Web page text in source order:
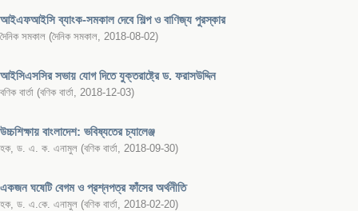
আইএফআইসি ব্যাংক-সমকাল দেবে শিল্প ও বাণিজ্য পুরস্কার
দৈনিক সমকাল (দৈনিক সমকাল, 2018-08-02)
আইসিএসসির সভায় যোগ দিতে যুক্তরাষ্ট্রে ড. ফরাসউদ্দিন
বণিক বার্তা (বণিক বার্তা, 2018-12-03)
উচ্চশিক্ষায় বাংলাদেশ: ভবিষ্যতের চ্যালেঞ্জ
হক, ড. এ. ক. এনামুল (বণিক বার্তা, 2018-09-30)
একজন ঘষেটি বেগম ও প্রশ্নপত্র ফাঁসের অর্থনীতি
হক, ড. এ.কে. এনামুল (বণিক বার্তা, 2018-02-20)